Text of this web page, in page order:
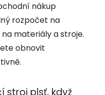
nákup
rozpočet na
materiály a stroje.
obnovit
stroj plsť, když